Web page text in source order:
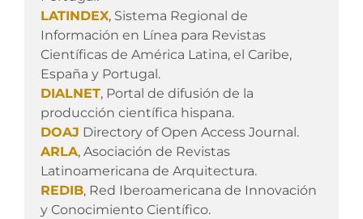
LATINDEX, Sistema Regional de
Información en Línea para Revistas
Científicas de América Latina, el Caribe,
España y Portugal.
DIALNET, Portal de difusión de la
producción científica hispana.
DOAJ Directory of Open Access Journal.
ARLA, Asociación de Revistas
Latinoamericana de Arquitectura.
REDIB, Red Iberoamericana de Innovación
y Conocimiento Científico.